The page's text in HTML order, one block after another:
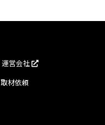
運営会社
取材依頼